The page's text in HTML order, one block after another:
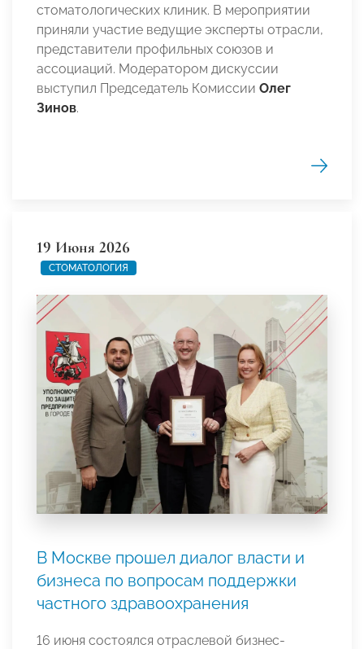
стоматологических клиник. В мероприятии
приняли участие ведущие эксперты отрасли,
представители профильных союзов и
ассоциаций. Модератором дискуссии
выступил Председатель Комиссии Олег
Зинов.
19 Июня 2026
СТОМАТОЛОГИЯ
В Москве прошел диалог власти и
бизнеса по вопросам поддержки
частного здравоохранения
16 июня состоялся отраслевой бизнес-